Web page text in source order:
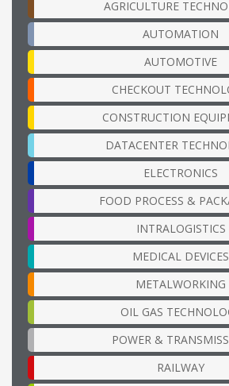
AGRICULTURE
AUTOMATION
AUTOMOTIVE
CHECKOUT
CONSTRUCTION
DATACENTER
ELECTRONICS
FOOD PROCESS &
INTRALOGISTICS
MEDICAL DEVICES
METALWORKING
OIL GAS
POWER &
RAILWAY